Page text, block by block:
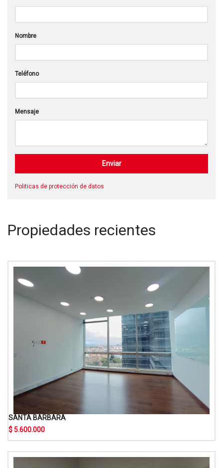
Nombre
Teléfono
Mensaje
Politicas de protección de datos
Propiedades recientes
SANTA BARBARA
$ 5.600.000